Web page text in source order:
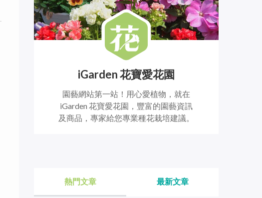
iGarden 花寶愛花園
園藝網站第一站！用心愛植物，就在
iGarden 花寶愛花園，豐富的園藝資訊
及商品，專家給您專業種花栽培建議。
熱門文章 最新文章